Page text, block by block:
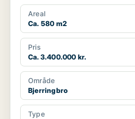
Areal
Ca. 580 m2
Pris
Ca. 3.400.000 kr.
Område
Bjerringbro
Type